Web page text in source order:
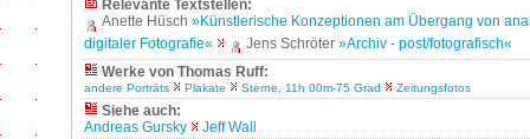
Relevante Textstellen:
Anette Hüsch »Künstlerische Konzeptionen am Übergang von
digitaler Fotografie«
Jens Schröter »Archiv - post/fotografisch«
Werke von Thomas Ruff:
andere Porträts Plakate Sterne, 11h 00m-75 Grad Zeitungsfotos
Siehe auch:
Andreas Gursky
Jeff Wall